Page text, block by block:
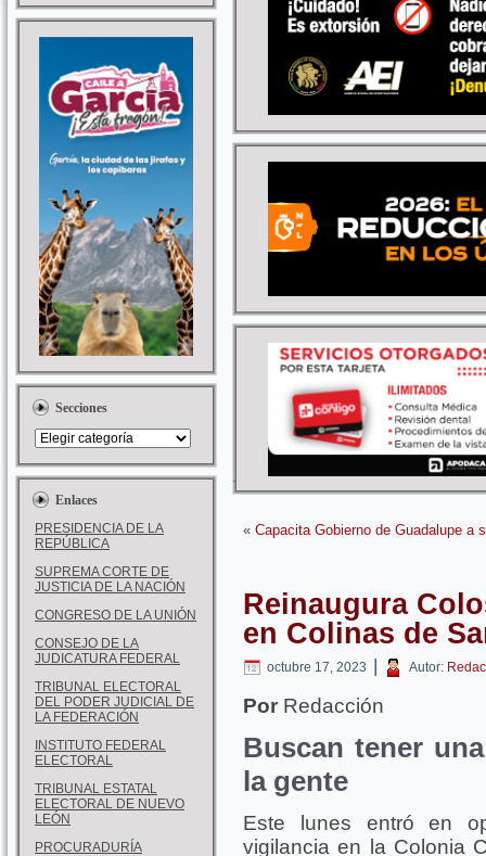
Secciones
Enlaces
PRESIDENCIA DE LA
REPÚBLICA
SUPREMA CORTE DE
JUSTICIA DE LA NACIÓN
CONGRESO DE LA UNIÓN
CONSEJO DE LA
JUDICATURA FEDERAL
TRIBUNAL ELECTORAL
DEL PODER JUDICIAL DE
LA FEDERACIÓN
INSTITUTO FEDERAL
ELECTORAL
TRIBUNAL ESTATAL
ELECTORAL DE NUEVO
LEÓN
PROCURADURÍA
« Capacita Gobierno de Guadalupe a
Reinaugura
en Colinas de
octubre 17, 2023 | Autor:
Por Redacción
Buscan tener
la gente
Este lunes entró en
vigilancia en la Colonia